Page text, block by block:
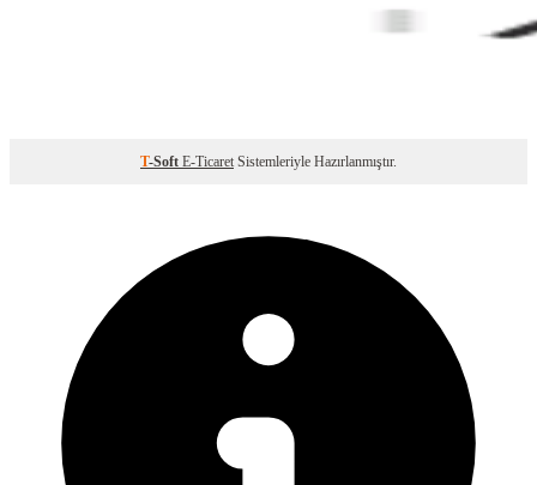
T-Soft E-Ticaret Sistemleriyle Hazırlanmıştır.